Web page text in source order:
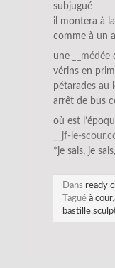
subjugué
il montera à
comme à un
une
_médée
vérins en
pétarades au
arrêt de bus
où est
__jf-le-
*je sais, je
Dans ready
Tagué à cour,
bastille,